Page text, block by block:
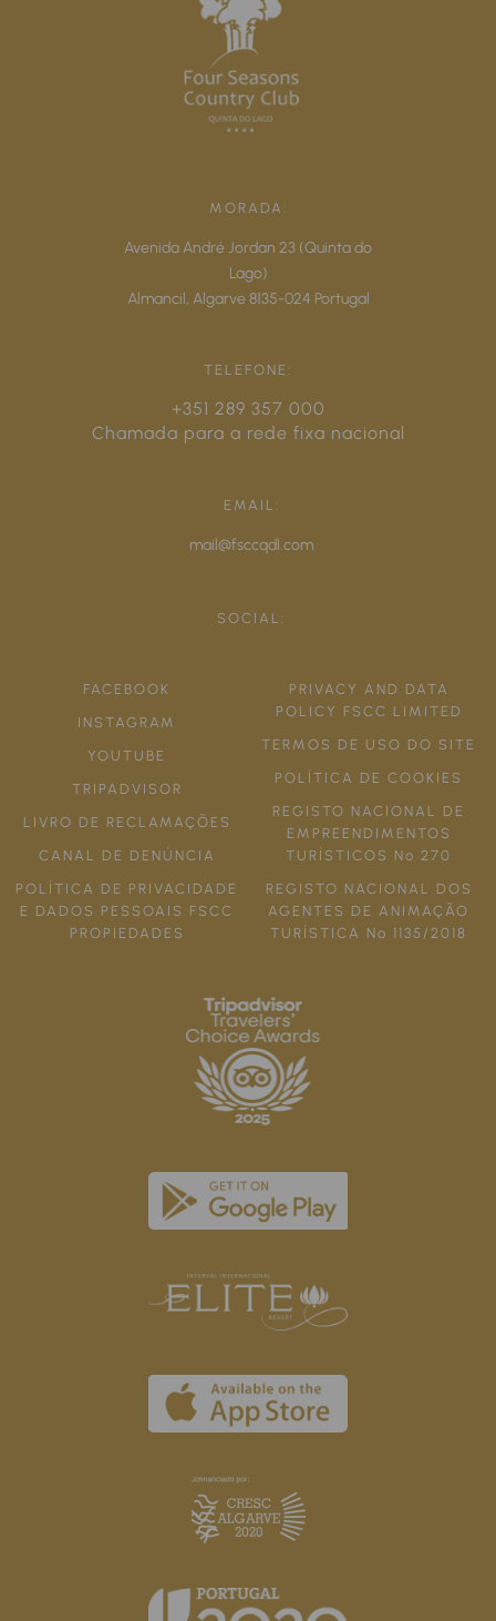
MORADA:
Avenida André Jordan 23 (Quinta do
Lago)
Almancil, Algarve8135-024 Portugal
TELEFONE:
+351 289 357 000
Chamada para a rede fixa nacional
EMAIL:
mail@fsccqdl.com
SOCIAL:
FACEBOOK
INSTAGRAM
YOUTUBE
TRIPADVISOR
LIVRO DE RECLAMAÇÕES
CANAL DE DENÚNCIA
POLÍTICA DE PRIVACIDADE
E DADOS PESSOAIS FSCC
PROPIEDADES
PRIVACY AND DATA
POLICY FSCC LIMITED
TERMOS DE USO DO SITE
POLÍTICA DE COOKIES
REGISTO NACIONAL DE
EMPREENDIMENTOS
TURÍSTICOS Nº 270
REGISTO NACIONAL DOS
AGENTES DE ANIMAÇÃO
TURÍSTICA Nº 1135/2018